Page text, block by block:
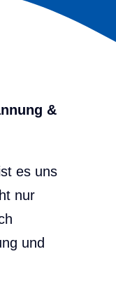
&
es uns
nur
und